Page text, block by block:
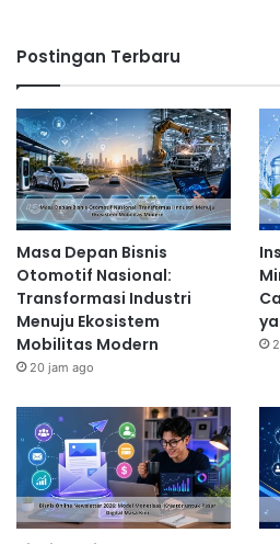
Postingan Terbaru
Masa Depan Bisnis
Otomotif Nasional:
Transformasi Industri
Menuju Ekosistem
Mobilitas Modern
20 jam ago